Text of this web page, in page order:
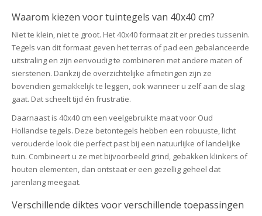
Waarom kiezen voor tuintegels van 40x40 cm?
Niet te klein, niet te groot. Het 40x40 formaat zit er precies tussenin.
Tegels van dit formaat geven het terras of pad een gebalanceerde
uitstraling en zijn eenvoudig te combineren met andere maten of
sierstenen. Dankzij de overzichtelijke afmetingen zijn ze
bovendien gemakkelijk te leggen, ook wanneer u zelf aan de slag
gaat. Dat scheelt tijd én frustratie.
Daarnaast is 40x40 cm een veelgebruikte maat voor Oud
Hollandse tegels. Deze betontegels hebben een robuuste, licht
verouderde look die perfect past bij een natuurlijke of landelijke
tuin. Combineert u ze met bijvoorbeeld grind, gebakken klinkers of
houten elementen, dan ontstaat er een gezellig geheel dat
jarenlang meegaat.
Verschillende diktes voor verschillende toepassingen